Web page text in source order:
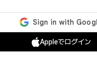
Appleでログイン